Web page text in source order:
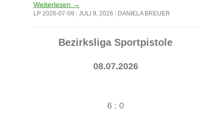
Weiterlesen →
LP 2026-07-09 JULI 9, 2026 DANIELA BREUER
Bezirksliga Sportpistole
08.07.2026
6 : 0